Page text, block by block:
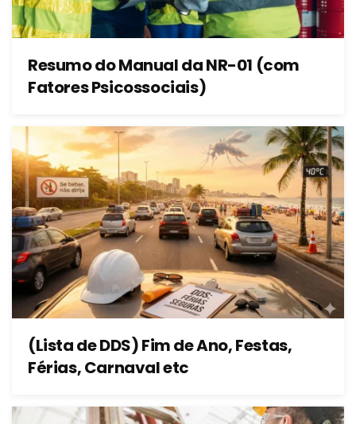
Resumo do Manual da NR-01 (com
Fatores Psicossociais)
(Lista de DDS) Fim de Ano, Festas,
Férias, Carnaval etc